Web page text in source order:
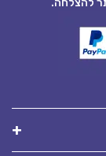
להצלחה.